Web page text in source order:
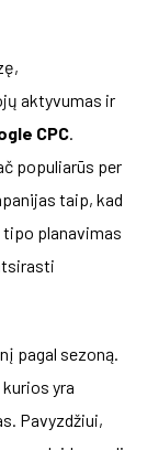
aktyvumas ir
CPC.
populiarūs per
taip, kad
planavimas
pagal sezoną.
yra
Pavyzdžiui,